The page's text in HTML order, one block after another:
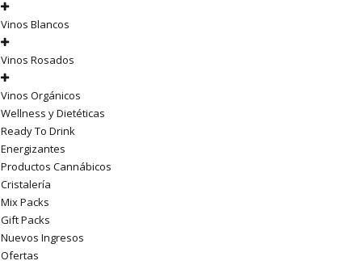
Vinos Blancos
Vinos Rosados
Vinos Orgánicos
Wellness y Dietéticas
Ready To Drink
Energizantes
Productos Cannábicos
Cristalería
Mix Packs
Gift Packs
Nuevos Ingresos
Ofertas